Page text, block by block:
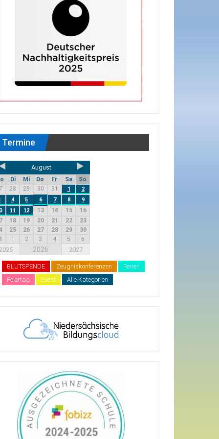
Termine
August
Di Mi Do Fr Sa
So
28 29 30 31 1
2
4 5 6 7 8
9
11 12 13 14 15
16
18 19 20 21 22
23
25 26 27 28 29
30
1 2 3 4 5 6
2025 2026 2027
BLUTSPENDE Zeugniskonferenzen
Ferien
Feiertag
Event Alle Kategorien